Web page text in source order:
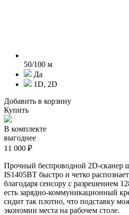
50/100 м
Да
1D, 2D
Добавить в корзину
Купить
В комплекте
выгоднее
11 000 ₽
Прочный беспроводной 2D-сканер
IS1405BT быстро и четко
благодаря сенсору с разрешением
есть зарядно-коммуникационный
сидит так плотно, что подставку
экономии места на рабочем столе.